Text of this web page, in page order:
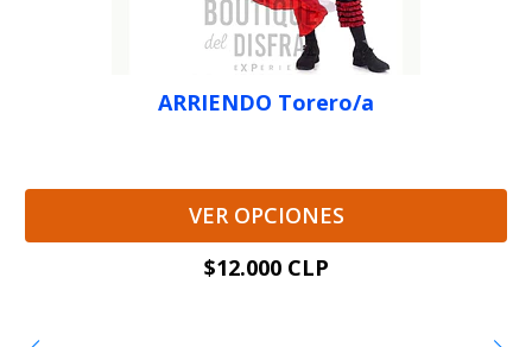
ARRIENDO Torero/a
VER OPCIONES
$12.000 CLP